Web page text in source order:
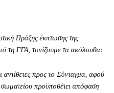
Πράξης έκπτωσης της
τη ΓΓΑ, τονίζουμε τα ακόλουθα:
αντίθετες προς το Σύνταγμα, αφού
προϋποθέτει απόφαση